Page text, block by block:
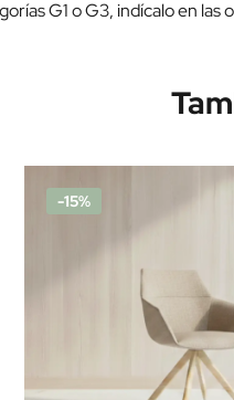
G1 o G3, indícalo en
-15%